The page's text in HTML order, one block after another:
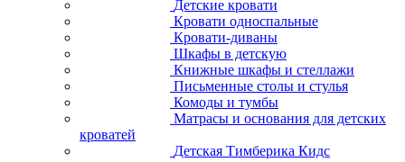
Детские кровати
Кровати односпальные
Кровати-диваны
Шкафы в детскую
Книжные шкафы и стеллажи
Письменные столы и стулья
Комоды и тумбы
Матрасы и основания для детских
кроватей
Детская Тимберика Кидс